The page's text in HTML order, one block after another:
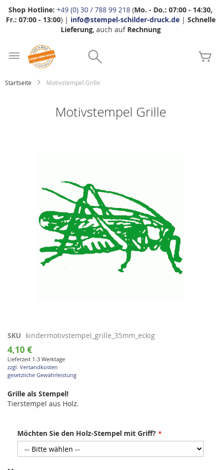
Shop Hotline: +49 (0) 30 / 788 99 218 (Mo. - Do.: 07:00 - 14:30,
Fr.: 07:00 - 13:00) | info@stempel-schilder-druck.de| Schnelle
Lieferung, auch auf Rechnung
Startseite Motivstempel Grille
Motivstempel Grille
Zum
Anfang
der
Bildgalerie
springen
SKU kindermotivstempel_grille_35mm_eckig
4,10 €
Lieferzeit 1-3 Werktage
zzgl. Versandkosten
gesetzliche Gewährleistung
Grille als Stempel!
Tierstempel aus Holz.
Möchten Sie den Holz-Stempel mit Griff?